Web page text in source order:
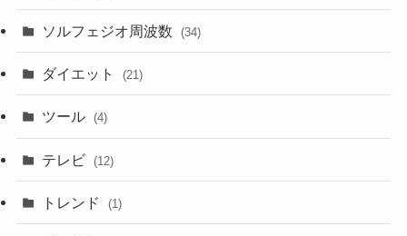
ソルフェジオ周波数 (34)
ダイエット (21)
ツール (4)
テレビ (12)
トレンド (1)